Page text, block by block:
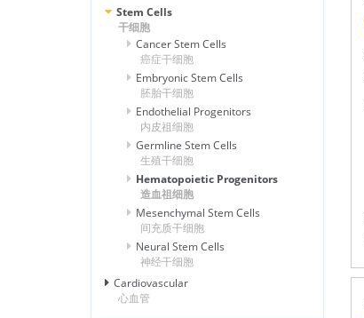
Stem Cells
干细胞
Cancer Stem Cells
癌症干细胞
Embryonic Stem Cells
胚胎干细胞
Endothelial Progenitors
内皮祖细胞
Germline Stem Cells
生殖干细胞
Hematopoietic Progenitors
造血祖细胞
Mesenchymal Stem Cells
间充质干细胞
Neural Stem Cells
神经干细胞
Cardiovascular
心血管